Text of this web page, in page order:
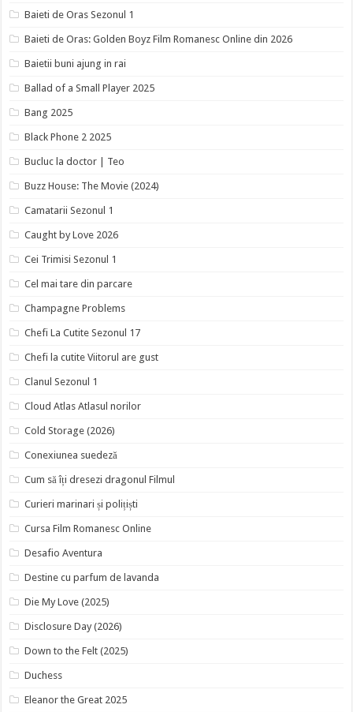
Baieti de Oras Sezonul 1
Baieti de Oras: Golden Boyz Film Romanesc Online din 2026
Baietii buni ajung in rai
Ballad of a Small Player 2025
Bang 2025
Black Phone 2 2025
Bucluc la doctor | Teo
Buzz House: The Movie (2024)
Camatarii Sezonul 1
Caught by Love 2026
Cei Trimisi Sezonul 1
Cel mai tare din parcare
Champagne Problems
Chefi La Cutite Sezonul 17
Chefi la cutite Viitorul are gust
Clanul Sezonul 1
Cloud Atlas Atlasul norilor
Cold Storage (2026)
Conexiunea suedeză
Cum să îți dresezi dragonul Filmul
Curieri marinari și polițiști
Cursa Film Romanesc Online
Desafio Aventura
Destine cu parfum de lavanda
Die My Love (2025)
Disclosure Day (2026)
Down to the Felt (2025)
Duchess
Eleanor the Great 2025